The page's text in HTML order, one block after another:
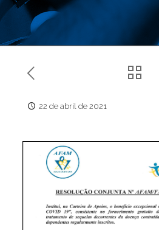
22 de abril de 2021